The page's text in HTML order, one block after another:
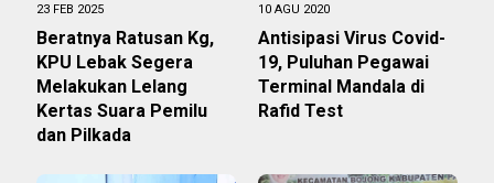
23 FEB 2025
Beratnya Ratusan Kg,
KPU Lebak Segera
Melakukan Lelang
Kertas Suara Pemilu
dan Pilkada
10 AGU 2020
Antisipasi Virus Covid-
19, Puluhan Pegawai
Terminal Mandala di
Rafid Test